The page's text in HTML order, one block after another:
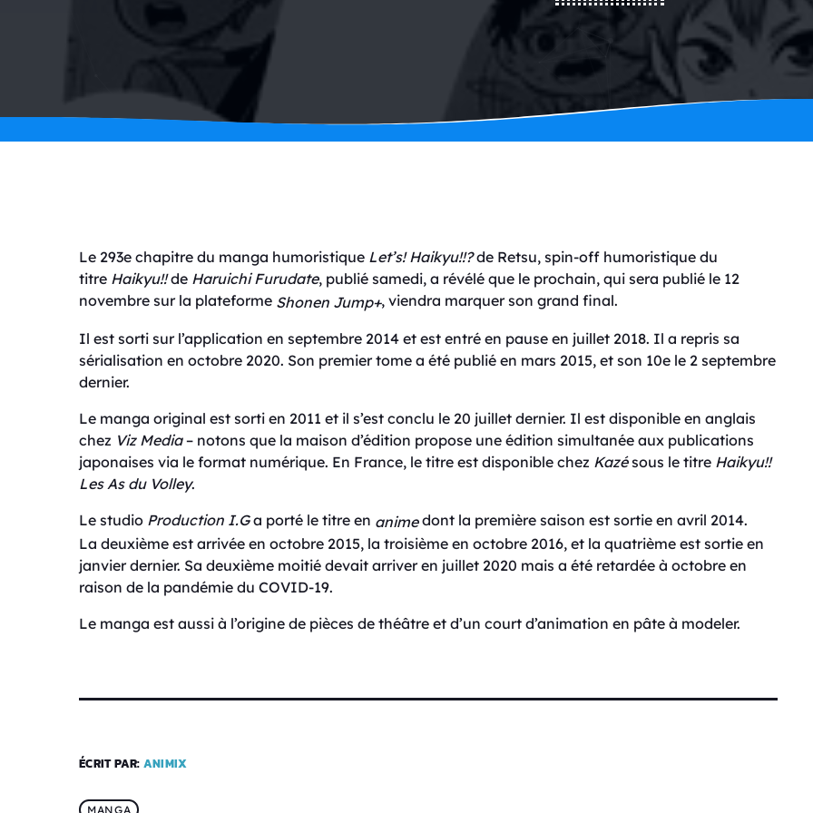
Le 293e chapitre du manga humoristique Let’s!Haikyu!!?de Retsu, spin-off humoristique du
titre Haikyu!!de Haruichi Furudate, publié samedi, a révélé que le prochain, qui sera publié le 12
novembre sur la plateforme Shonen Jump+, viendra marquer son grand final.
Il est sorti sur l’application en septembre 2014 et est entré en pause en juillet 2018. Il a repris sa
sérialisation en octobre 2020. Son premier tome a été publié en mars 2015, et son 10e le 2 septembre
dernier.
Le manga original est sorti en 2011 et il s’est conclu le 20 juillet dernier. Il est disponible en anglais
chez Viz Media– notons que la maison d’édition propose une édition simultanée aux publications
japonaises via le format numérique. En France, le titre est disponible chez Kazésous le titre Haikyu!!
Les As du Volley.
Le studio Production I.Ga porté le titre en animedont la première saison est sortie en avril 2014.
La deuxième est arrivée en octobre 2015, la troisième en octobre 2016, et la quatrième est sortie en
janvier dernier. Sa deuxième moitié devait arriver en juillet 2020 mais a été retardée à octobre en
raison de la pandémie du COVID-19.
Le manga est aussi à l’origine de pièces de théâtre et d’un court d’animation en pâte à modeler.
ÉCRIT PAR: ANIMIX
MANGA